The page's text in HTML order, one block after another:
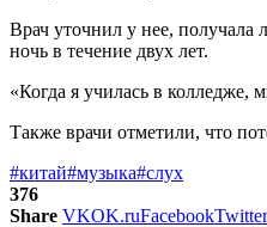
Врач уточнил у нее, получала
ночь в течение двух лет.
«Когда я училась в колледже,
Также врачи отметили, что
#китай#музыка#слух
376
Share VKOK.ruFacebookTwitter